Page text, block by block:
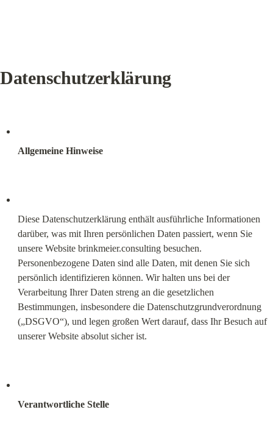
Datenschutzerklärung
Allgemeine Hinweise
Diese Datenschutzerklärung enthält ausführliche Informationen
darüber, was mit Ihren persönlichen Daten passiert, wenn Sie
unsere Website brinkmeier.consulting besuchen.
Personenbezogene Daten sind alle Daten, mit denen Sie sich
persönlich identifizieren können. Wir halten uns bei der
Verarbeitung Ihrer Daten streng an die gesetzlichen
Bestimmungen, insbesondere die Datenschutzgrundverordnung
(„DSGVO“), und legen großen Wert darauf, dass Ihr Besuch auf
unserer Website absolut sicher ist.
Verantwortliche Stelle